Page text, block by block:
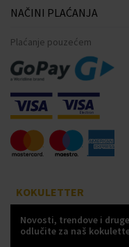
NAČINI PLAĆANJA
Plaćanje pouzećem
KOKULETTER
Novosti, trendove i
odlučite za naš